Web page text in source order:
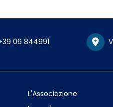
06 844991
L'Associazione